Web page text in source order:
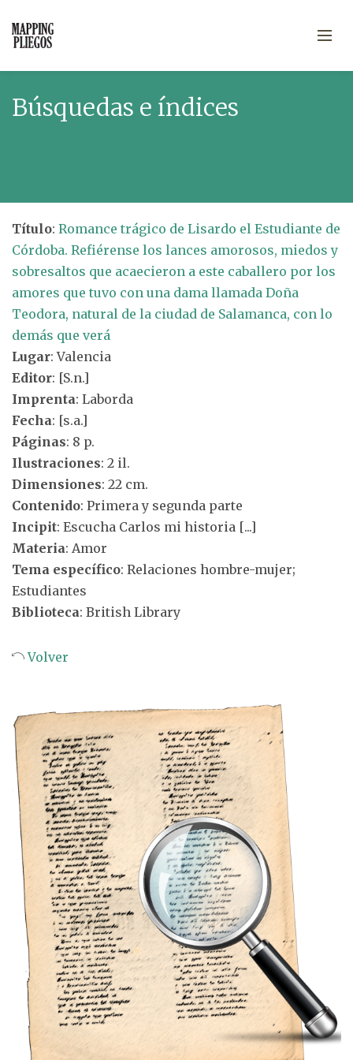
Búsquedas e índices
Título: Romance trágico de Lisardo el Estudiante de
Córdoba. Refiérense los lances amorosos, miedos y
sobresaltos que acaecieron a este caballero por los
amores que tuvo con una dama llamada Doña
Teodora, natural de la ciudad de Salamanca, con lo
demás que verá
Lugar: Valencia
Editor: [S.n.]
Imprenta: Laborda
Fecha: [s.a.]
Páginas: 8 p.
Ilustraciones: 2 il.
Dimensiones: 22 cm.
Contenido: Primera y segunda parte
Incipit: Escucha Carlos mi historia [...]
Materia: Amor
Tema específico: Relaciones hombre-mujer;
Estudiantes
Biblioteca: British Library
Volver